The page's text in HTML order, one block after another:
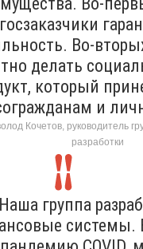
госзаказчики
Во-
делать
который
и
Кочетов, руководитель
разработки
группа
системы.